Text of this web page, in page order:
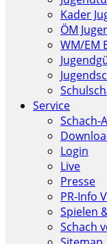
Kader
ÖM
WM/EM
Service
Schach-
Login
Live
Presse
PR-Info
Spielen
Schach